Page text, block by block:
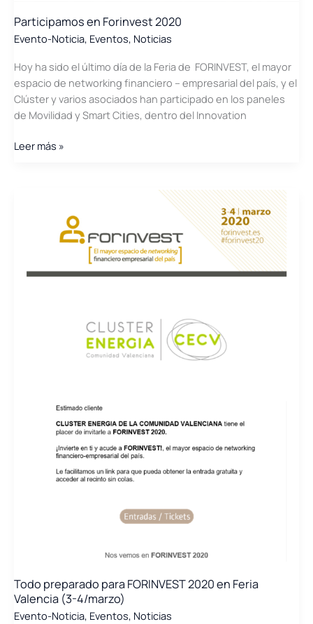
y
Sectores
Productivos
Participamos en Forinvest 2020
Evento-Noticia, Eventos, Noticias
Hoy ha sido el último día de la Feria de FORINVEST, el mayor
espacio de networking financiero – empresarial del país, y el
Clúster y varios asociados han participado en los paneles
de Movilidad y Smart Cities, dentro del Innovation
Participamos
Leer más »
Todo preparado para FORINVEST 2020 en Feria
Valencia (3-4/marzo)
Evento-Noticia, Eventos, Noticias